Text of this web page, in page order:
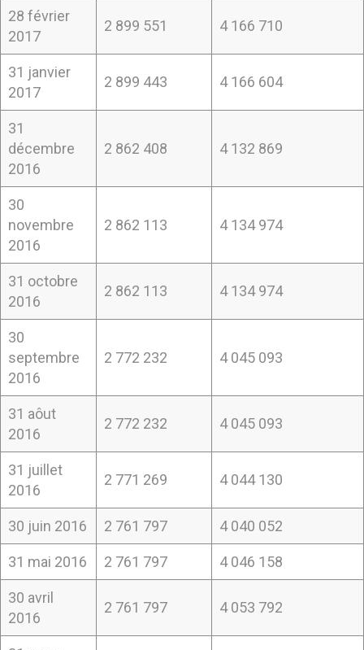
28 février
2017
2 899 551 4 166 710
31 janvier
2017
2 899 443 4 166 604
31
décembre
2016
2 862 408 4 132 869
30
novembre
2016
2 862 113 4 134 974
31 octobre
2016
2 862 113 4 134 974
30
septembre
2016
2 772 232 4 045 093
31 aôut
2016
2 772 232 4 045 093
31 juillet
2016
2 771 269 4 044 130
30 juin 2016 2 761 797 4 040 052
31 mai 2016 2 761 797 4 046 158
30 avril
2016
2 761 797 4 053 792